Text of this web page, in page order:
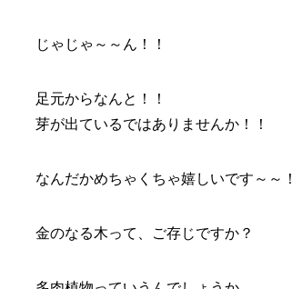
じゃじゃ～～ん！！
足元からなんと！！
芽が出ているではありませんか！！
なんだかめちゃくちゃ嬉しいです～～！
金のなる木って、ご存じですか？